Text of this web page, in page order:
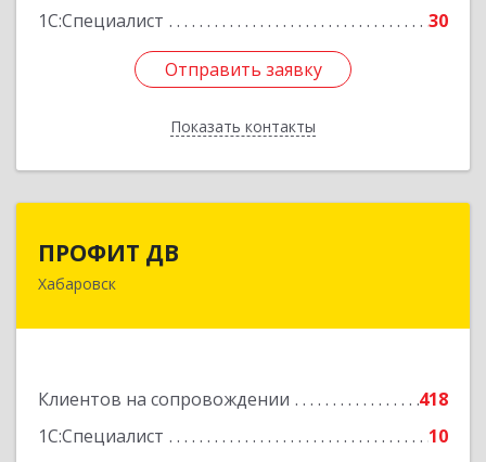
1С:Специалист 30
Отправить заявку
Показать контакты
Отправить заявку
Назад
ПРОФИТ ДВ
Хабаровск
Клиентов на сопровождении
418
1С:Специалист
10
680000, Хабаровский край, Хабаровск г,